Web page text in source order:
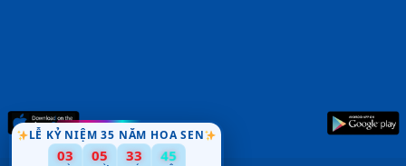
LỄ KỶ NIỆM 35 NĂM HOA SEN
03 05 33 44